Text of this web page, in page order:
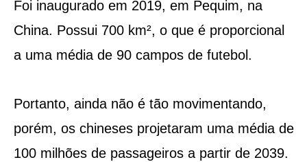
Foi inaugurado em 2019, em Pequim, na
China. Possui 700 km², o que é proporcional
a uma média de 90 campos de futebol.
Portanto, ainda não é tão movimentando,
porém, os chineses projetaram uma média de
100 milhões de passageiros a partir de 2039.